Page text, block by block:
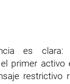
es
primer activo
restrictivo